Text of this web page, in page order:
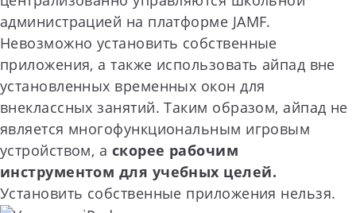
администрацией на платформе JAMF.
Невозможно установить собственные
приложения, а также использовать айпад вне
установленных временных окон для
внеклассных занятий. Таким образом, айпад не
является многофункциональным игровым
устройством, а скорее рабочим
инструментом для учебных целей.
Установить собственные приложения нельзя.